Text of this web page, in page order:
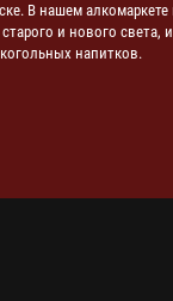
В нашем
и нового света,
напитков.